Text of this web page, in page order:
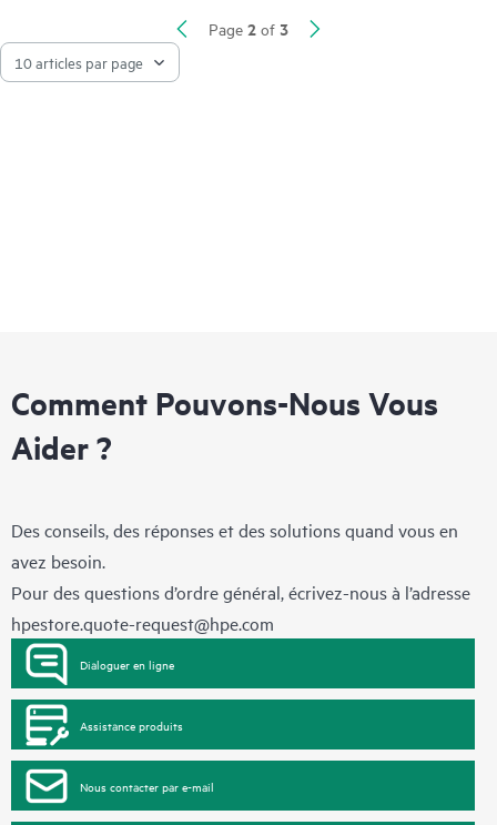
Page 2 of 3
Comment Pouvons-Nous Vous
Aider ?
Des conseils, des réponses et des solutions quand vous en
avez besoin.
Pour des questions d’ordre général, écrivez-nous à l’adresse
hpestore.quote-request@hpe.com
Dialoguer en ligne
Assistance produits
Nous contacter par e-mail